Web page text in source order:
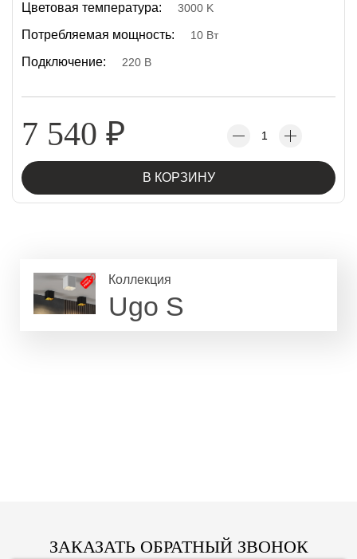
Цветовая температура: 3000 K
Потребляемая мощность: 10 Вт
Подключение: 220 В
7 540 ₽
В КОРЗИНУ
Коллекция
Ugo S
ЗАКАЗАТЬ ОБРАТНЫЙ ЗВОНОК